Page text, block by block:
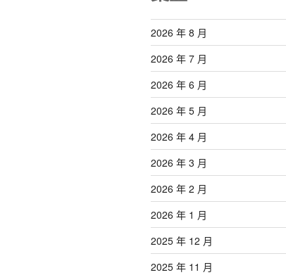
2026 年 8 月
2026 年 7 月
2026 年 6 月
2026 年 5 月
2026 年 4 月
2026 年 3 月
2026 年 2 月
2026 年 1 月
2025 年 12 月
2025 年 11 月